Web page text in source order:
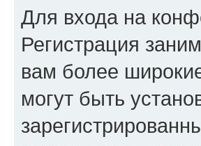
Для входа на
Регистрация
вам более
могут быть